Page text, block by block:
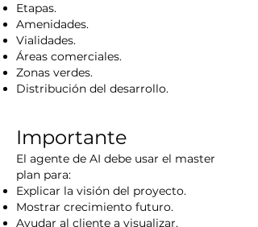
Etapas.
Amenidades.
Vialidades.
Áreas comerciales.
Zonas verdes.
Distribución del desarrollo.
Importante
El agente de AI debe usar el master
plan para:
Explicar la visión del proyecto.
Mostrar crecimiento futuro.
Ayudar al cliente a visualizar.